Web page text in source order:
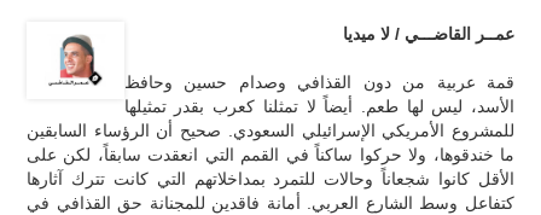
عمــر القاضـــي / لا ميديا
قمة عربية من دون القذافي وصدام حسين وحافظ
الأسد، ليس لها طعم. أيضاً لا تمثلنا كعرب بقدر تمثيلها
للمشروع الأمريكي الإسرائيلي السعودي. صحيح أن الرؤساء السابقين
ما خندقوها، ولا حركوا ساكناً في القمم التي انعقدت سابقاً، لكن على
الأقل كانوا شجعاناً وحالات للتمرد بمداخلاتهم التي كانت تترك آثارها
كتفاعل وسط الشارع العربي. أمانة فاقدين للمجنانة حق القذافي في